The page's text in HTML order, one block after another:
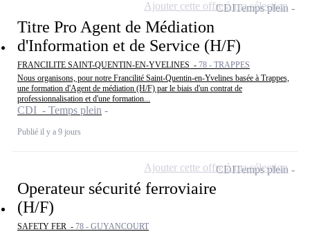
Titre Pro Agent de Médiation
d'Information et de Service (H/F)
FRANCILITE SAINT-QUENTIN-EN-YVELINES - 78 - TRAPPES
Nous organisons, pour notre Francilité Saint-Quentin-en-Yvelines basée à Trappes,
une formation d'Agent de médiation (H/F) par le biais d'un contrat de
professionnalisation et d'une formation...
CDI - Temps plein
Publié il y a 9 jours
CDITemps plein
Ajouter cette offre à ma sélection
Operateur sécurité ferroviaire
(H/F)
SAFETY FER - 78 - GUYANCOURT
CDITemps plein
Ajouter cette offre à ma sélection